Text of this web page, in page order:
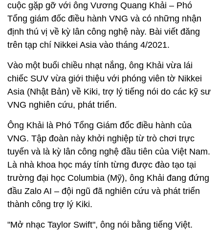
cuộc gặp gỡ với ông Vương Quang Khải – Phó
Tổng giám đốc điều hành VNG và có những nhận
định thú vị về kỳ lân công nghệ này. Bài viết đăng
trên tạp chí Nikkei Asia vào tháng 4/2021.
Vào một buổi chiều nhạt nắng, ông Khải vừa lái
chiếc SUV vừa giới thiệu với phóng viên tờ Nikkei
Asia (Nhật Bản) về Kiki, trợ lý tiếng nói do các kỹ sư
VNG nghiên cứu, phát triển.
Ông Khải là Phó Tổng Giám đốc điều hành của
VNG. Tập đoàn này khởi nghiệp từ trò chơi trực
tuyến và là kỳ lân công nghệ đầu tiên của Việt Nam.
Là nhà khoa học máy tính từng được đào tạo tại
trường đại học Columbia (Mỹ), ông Khải đang đứng
đầu Zalo AI – đội ngũ đã nghiên cứu và phát triển
thành công trợ lý Kiki.
"Mở nhạc Taylor Swift", ông nói bằng tiếng Việt.